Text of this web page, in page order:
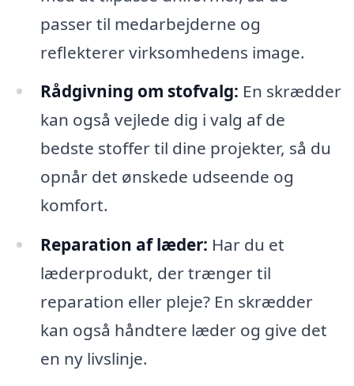
passer til medarbejderne og
reflekterer virksomhedens image.
Rådgivning om stofvalg: En skrædder
kan også vejlede dig i valg af de
bedste stoffer til dine projekter, så du
opnår det ønskede udseende og
komfort.
Reparation af læder: Har du et
læderprodukt, der trænger til
reparation eller pleje? En skrædder
kan også håndtere læder og give det
en ny livslinje.